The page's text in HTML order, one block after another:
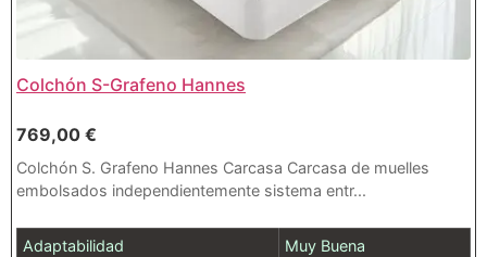
Colchón S-Grafeno Hannes
769,00 €
Colchón S. Grafeno Hannes Carcasa Carcasa de muelles
embolsados independientemente sistema entr...
Adaptabilidad
Muy Buena